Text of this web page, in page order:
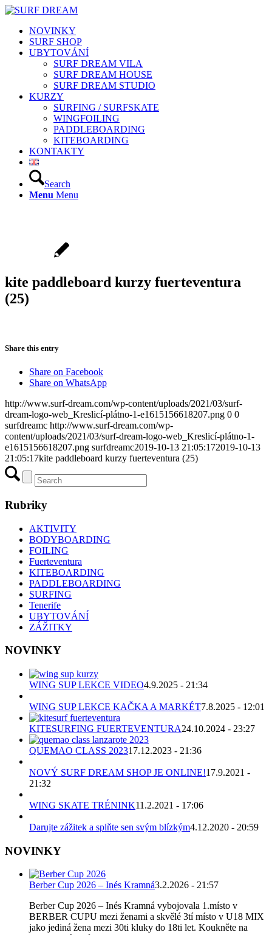
NOVINKY
SURF SHOP
UBYTOVÁNÍ
SURF DREAM VILA
SURF DREAM HOUSE
SURF DREAM STUDIO
KURZY
SURFING / SURFSKATE
WINGFOILING
PADDLEBOARDING
KITEBOARDING
KONTAKTY
Search
Menu Menu
kite paddleboard kurzy fuerteventura
(25)
Share this entry
Share on Facebook
Share on WhatsApp
http://www.surf-dream.com/wp-content/uploads/2021/03/surf-
dream-logo-web_Kreslicí-plátno-1-e1615156618207.png 0 0
surfdreamc http://www.surf-dream.com/wp-
content/uploads/2021/03/surf-dream-logo-web_Kreslicí-plátno-1-
e1615156618207.png surfdreamc2019-10-13 21:05:172019-10-13
21:05:17kite paddleboard kurzy fuerteventura (25)
Rubriky
AKTIVITY
BODYBOARDING
FOILING
Fuerteventura
KITEBOARDING
PADDLEBOARDING
SURFING
Tenerife
UBYTOVÁNÍ
ZÁŽITKY
NOVINKY
WING SUP LEKCE VIDEO4.9.2025 - 21:34
WING SUP LEKCE KAČKA A MARKÉT7.8.2025 - 12:01
KITESURFING FUERTEVENTURA24.10.2024 - 23:27
QUEMAO CLASS 202317.12.2023 - 21:36
NOVÝ SURF DREAM SHOP JE ONLINE!17.9.2021 -
21:32
WING SKATE TRÉNINK11.2.2021 - 17:06
Darujte zážitek a splňte sen svým blízkým4.12.2020 - 20:59
NOVINKY
Berber Cup 2026 – Inés Kramná3.2.2026 - 21:57
Berber Cup 2026 – Inés Kramná vybojovala 1.místo v
BERBER CUPU mezi ženami a skvělé 3tí místo v U18 MIX
jako jediná žena mezi 30ti kluky do 18ti let. Koukněte na